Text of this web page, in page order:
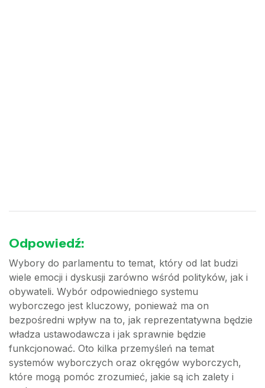
Odpowiedź:
Wybory do parlamentu to temat, który od lat budzi
wiele emocji i dyskusji zarówno wśród polityków, jak i
obywateli. Wybór odpowiedniego systemu
wyborczego jest kluczowy, ponieważ ma on
bezpośredni wpływ na to, jak reprezentatywna będzie
władza ustawodawcza i jak sprawnie będzie
funkcjonować. Oto kilka przemyśleń na temat
systemów wyborczych oraz okręgów wyborczych,
które mogą pomóc zrozumieć, jakie są ich zalety i